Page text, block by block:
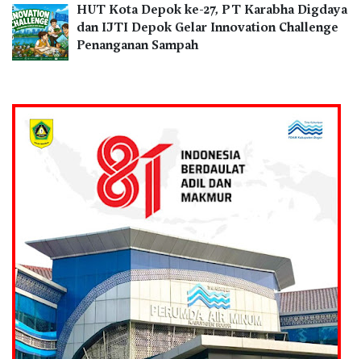
HUT Kota Depok ke-27, PT Karabha Digdaya
dan IJTI Depok Gelar Innovation Challenge
Penanganan Sampah